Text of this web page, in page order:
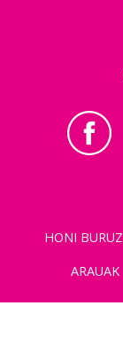
HONI BURUZ
ARAUAK